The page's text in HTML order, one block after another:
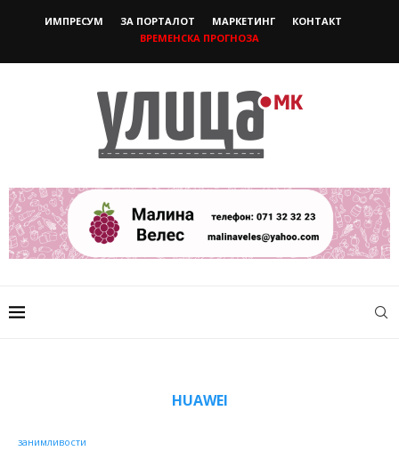
ИМПРЕСУМ ЗА ПОРТАЛОТ МАРКЕТИНГ
КОНТАКТ
ВРЕМЕНСКА ПРОГНОЗА
HUAWEI
занимливости